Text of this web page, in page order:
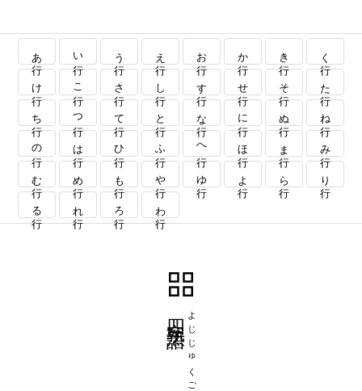
あ行 い行 う行 え行 お行 か行 き行 く行
け行 こ行 さ行 し行 す行 せ行 そ行 た行
ち行 つ行 て行 と行 な行 に行 ぬ行 ね行
の行 は行 ひ行 ふ行 へ行 ほ行 ま行 み行
む行 め行 も行 や行 ゆ行 よ行 ら行 り行
る行 れ行 ろ行 わ行
よじじゅくご